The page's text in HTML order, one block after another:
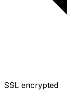
SSL encrypted